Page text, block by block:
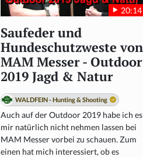
20:14
Saufeder und
Hundeschutzweste von
MAM Messer - Outdoor
2019 Jagd & Natur
WALDFEIN - Hunting & Shooting
Auch auf der Outdoor 2019 habe ich es
mir natürlich nicht nehmen lassen bei
MAM Messer vorbei zu schauen. Zum
einen hat mich interessiert, ob es